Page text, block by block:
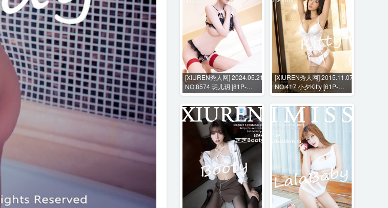
[XIUREN秀人网] 2024.05.21
NO.8574 玥儿玥 [81P-
598MB]
[XIUREN秀人网] 2015.11.07
NO.417 小夕Kitty [61P-
499MB]